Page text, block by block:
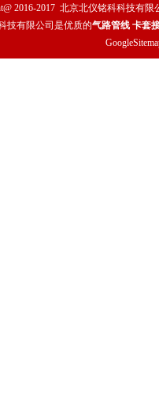
2016-2017 北京北仪铭科科技有限
技有限公司是优质的气路管线 卡套